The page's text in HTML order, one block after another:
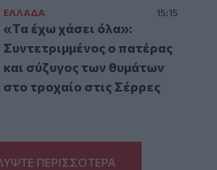
ΕΛΛAΔΑ 15:15
«Τα έχω χάσει όλα»:
Συντετριμμένος ο πατέρας
και σύζυγος των θυμάτων
στο τροχαίο στις Σέρρες
ΠΕΡΙΣΣΟΤΕΡΑ